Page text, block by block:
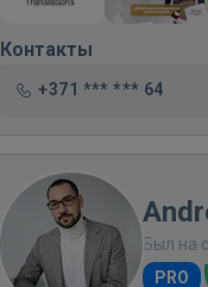
Контакты
+371 *** *** 64
Был на
PRO